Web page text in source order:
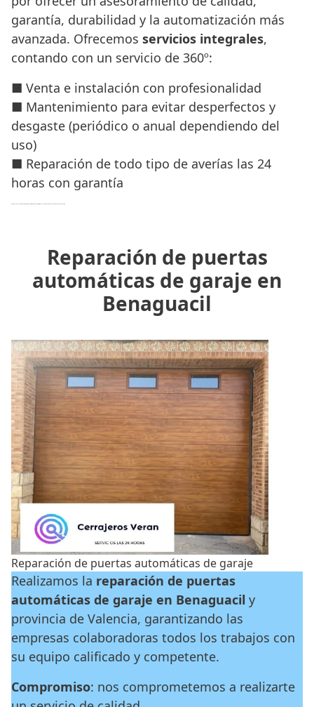
garantía, durabilidad y la automatización más
avanzada. Ofrecemos servicios integrales,
contando con un servicio de 360º:
■ Venta e instalación con profesionalidad
■ Mantenimiento para evitar desperfectos y
desgaste (periódico o anual dependiendo del
uso)
■ Reparación de todo tipo de averías las 24
horas con garantía
Reparación de puertas
automáticas de garaje en
Benaguacil
Reparación de puertas automáticas de garaje
Realizamos la reparación de puertas
automáticas de garaje en Benaguacil y
provincia de Valencia, garantizando las
empresas colaboradoras todos los trabajos con
su equipo calificado y competente.
Compromiso: nos comprometemos a realizarte